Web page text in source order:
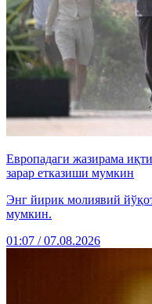
Европадаги жазирама
зарар етказиши мумкин
Энг йирик молиявий
мумкин.
01:07 / 07.08.2026